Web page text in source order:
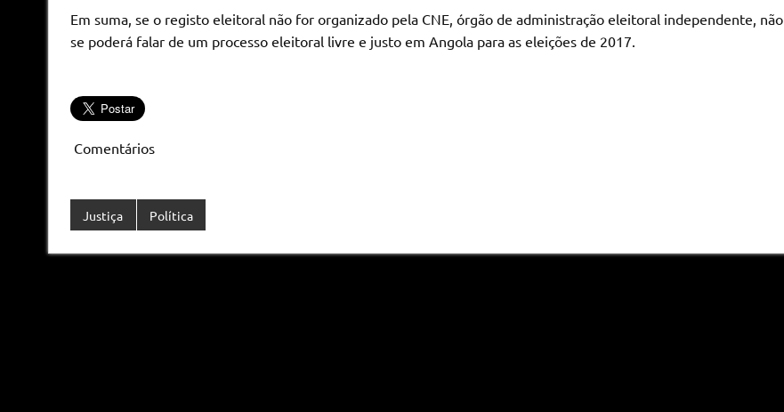
Em suma, se o registo eleitoral não for organizado pela CNE, órgão de administração eleitoral independente, não
se poderá falar de um processo eleitoral livre e justo em Angola para as eleições de 2017.
Comentários
Justiça Política